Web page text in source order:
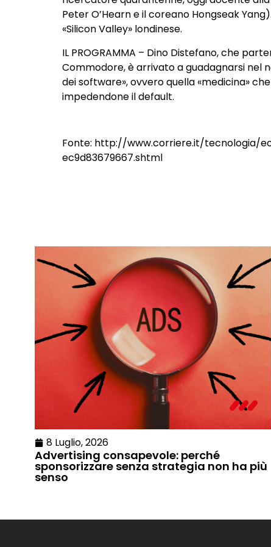
Peter O’Hearn e il coreano Hongseak
«Silicon Valley» londinese.
IL PROGRAMMA – Dino Distefano, che
Commodore, è arrivato a guadagnarsi nel
dei software», ovvero quella «medicina»
impedendone il default.
Fonte: http://www.corriere.it/tecnologia/
ec9d83679667.shtml
8 Luglio, 2026
Advertising consapevole: perché
sponsorizzare senza strategia non ha più
senso